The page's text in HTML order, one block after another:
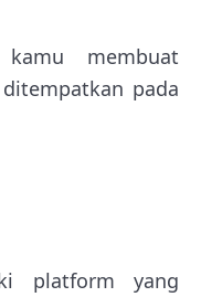
membuat
pada
platform yang